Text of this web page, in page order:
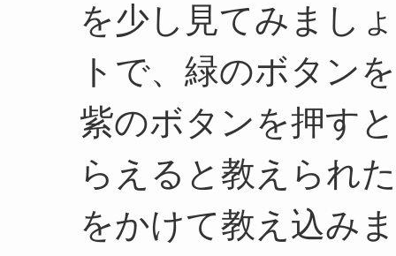
を少し見てみまし
トで、緑のボタン
紫のボタンを押す
らえると教えられ
をかけて教え込み